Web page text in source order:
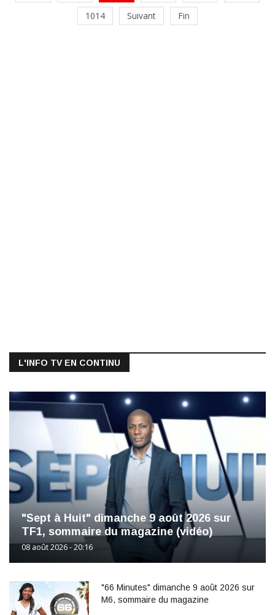
1014
Suivant Fin
L'INFO TV EN CONTINU
"Sept à Huit" dimanche 9 août 2026 sur
TF1, sommaire du magazine (vidéo)
08 août 2026 - 20:16
"66 Minutes" dimanche 9 août 2026 sur
M6, sommaire du magazine